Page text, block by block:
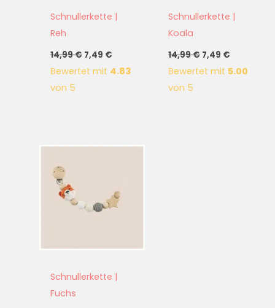
Schnullerkette |
Reh
14,99€ 7,49 €
Bewertet mit 4.83
von 5
Schnullerkette |
Koala
14,99€ 7,49 €
Bewertet mit 5.00
von 5
Schnullerkette |
Fuchs
Ursprünglicher
Aktueller